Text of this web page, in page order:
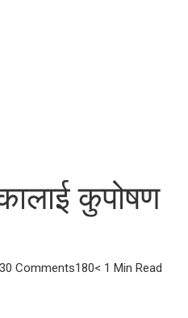
कुपोषण
0 Comments180< 1 Min Read